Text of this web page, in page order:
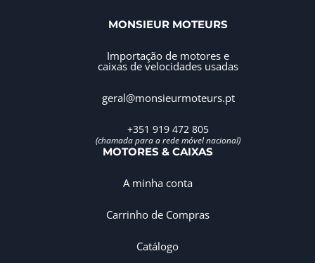
MONSIEUR MOTEURS
Importação de motores e
caixas de velocidades usadas
geral@monsieurmoteurs.pt
+351 919 472 805
(chamada para a rede móvel nacional)
MOTORES & CAIXAS
A minha conta
Carrinho de Compras
Catálogo